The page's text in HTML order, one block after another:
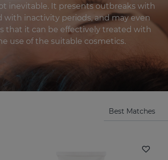
inevitable. It presents outbreaks with
inactivity periods, and may even
that it can be effectively treated with
use of the suitable cosmetics.